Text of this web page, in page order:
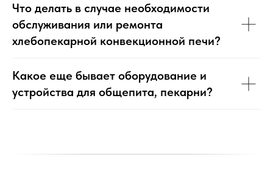
Что делать в случае необходимости
обслуживания или ремонта
хлебопекарной конвекционной печи?
Какое еще бывает оборудование и
устройства для общепита, пекарни?